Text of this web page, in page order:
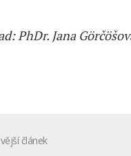
PhDr. Jana
článek